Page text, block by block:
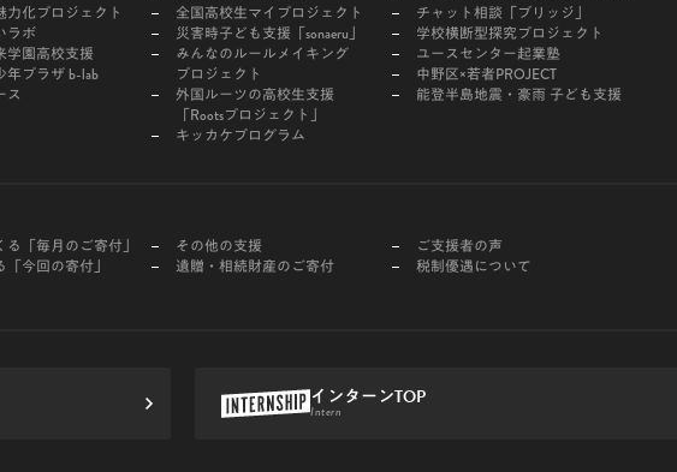
力化プロジェクト
ラボ
学園高校支援
年プラザ b-lab
ス
全国高校生マイプロジェクト
災害時子ども支援「sonaeru」
みんなのルールメイキング
プロジェクト
外国ルーツの高校生支援
「Rootsプロジェクト」
キッカケプログラム
チャット相談「ブリッジ」
学校横断型探究プロジェクト
ユースセンター起業塾
中野区×若者PROJECT
能登半島地震・豪雨 子ども支援
る「毎月のご寄付」
今回の寄付」
その他の支援
遺贈・相続財産のご寄付
ご支援者の声
税制優遇について
インターンTOP
Intern